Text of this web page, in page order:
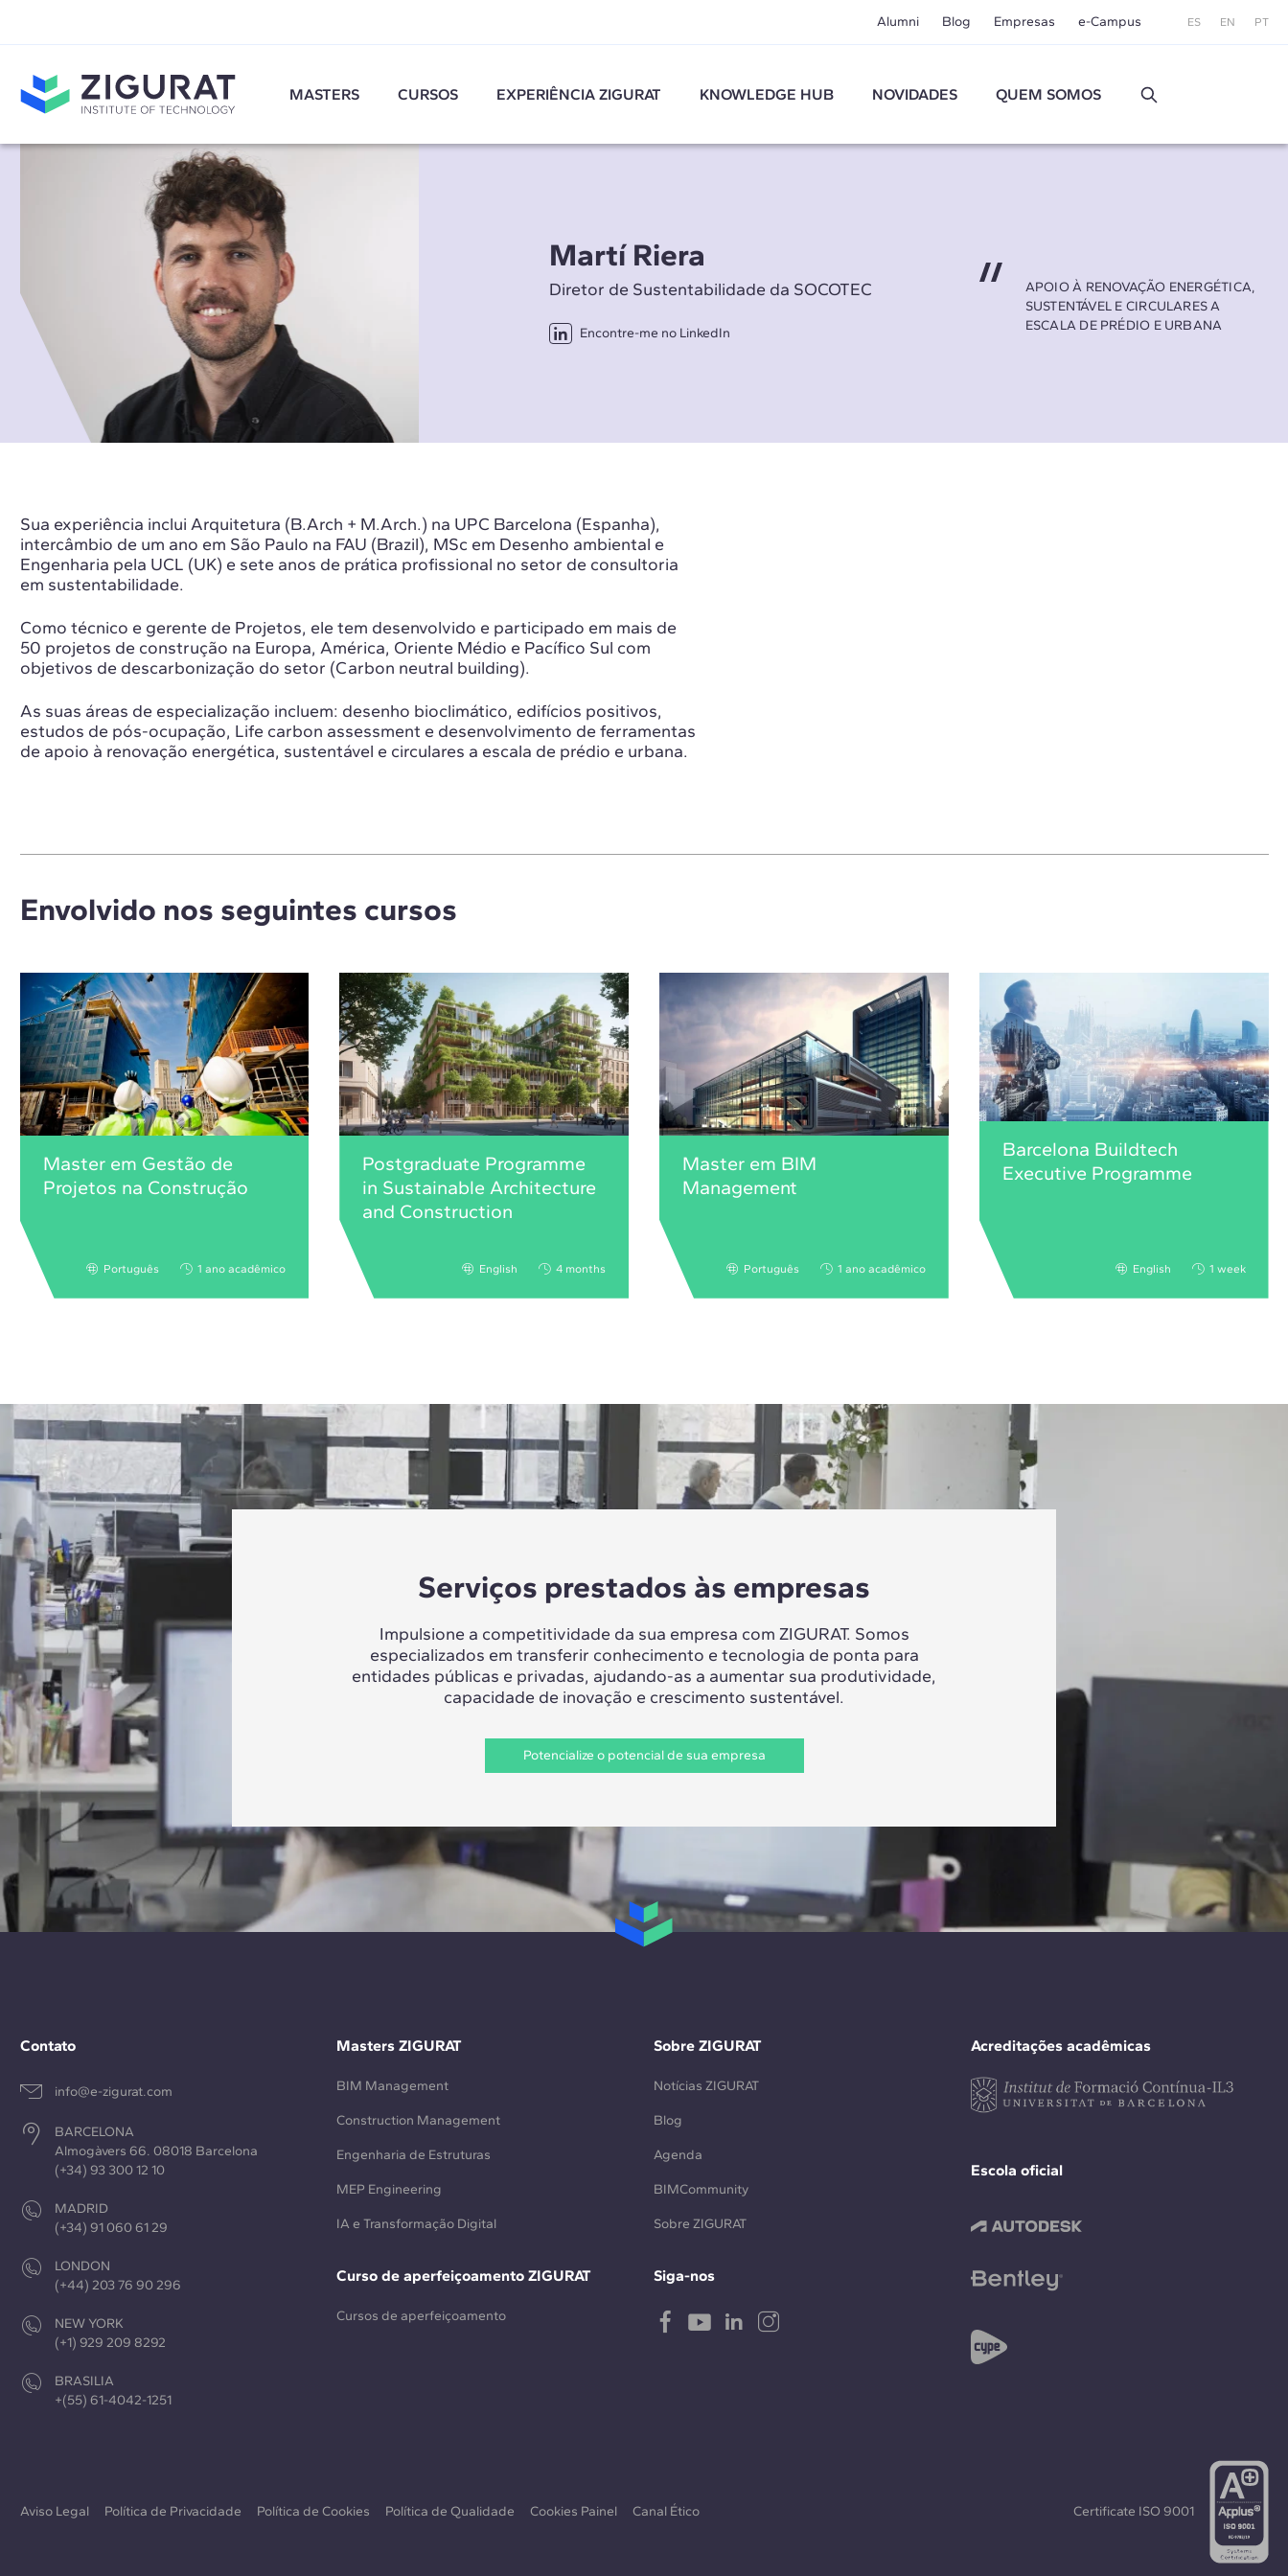
Alumni Blog Empresas e-Campus ES EN PT
MASTERS CURSOS EXPERIÊNCIA ZIGURAT KNOWLEDGE HUB NOVIDADES QUEM SOMOS
Martí Riera
Diretor de Sustentabilidade da SOCOTEC
Encontre-me no LinkedIn
APOIO À RENOVAÇÃO ENERGÉTICA,
SUSTENTÁVEL E CIRCULARES A
ESCALA DE PRÉDIO E URBANA
Sua experiência inclui Arquitetura (B.Arch + M.Arch.) na UPC Barcelona (Espanha),
intercâmbio de um ano em São Paulo na FAU (Brazil), MSc em Desenho ambiental e
Engenharia pela UCL (UK) e sete anos de prática profissional no setor de consultoria
em sustentabilidade.
Como técnico e gerente de Projetos, ele tem desenvolvido e participado em mais de
50 projetos de construção na Europa, América, Oriente Médio e Pacífico Sul com
objetivos de descarbonização do setor (Carbon neutral building).
As suas áreas de especialização incluem: desenho bioclimático, edifícios positivos,
estudos de pós-ocupação, Life carbon assessment e desenvolvimento de ferramentas
de apoio à renovação energética, sustentável e circulares a escala de prédio e urbana.
Envolvido nos seguintes cursos
Master em Gestão de
Projetos na Construção
Português 1 ano acadêmico
Postgraduate Programme
in Sustainable Architecture
and Construction
English 4 months
Master em BIM
Management
Português 1 ano acadêmico
Barcelona Buildtech
Executive Programme
English 1 week
Serviços prestados às empresas
Impulsione a competitividade da sua empresa com ZIGURAT. Somos
especializados em transferir conhecimento e tecnologia de ponta para
entidades públicas e privadas, ajudando-as a aumentar sua produtividade,
capacidade de inovação e crescimento sustentável.
Potencialize o potencial de sua empresa
Contato
info@e-zigurat.com
BARCELONA
Almogàvers 66. 08018 Barcelona
(+34) 93 300 12 10
MADRID
(+34) 91 060 61 29
LONDON
(+44) 203 76 90 296
NEW YORK
(+1) 929 209 8292
BRASILIA
+(55) 61-4042-1251
Acreditações acadêmicas
Escola oficial
Masters ZIGURAT
BIM Management
Construction Management
Engenharia de Estruturas
MEP Engineering
IA e Transformação Digital
Curso de aperfeiçoamento ZIGURAT
Cursos de aperfeiçoamento
Sobre ZIGURAT
Notícias ZIGURAT
Blog
Agenda
BIMCommunity
Sobre ZIGURAT
Siga-nos
Aviso Legal Política de Privacidade Política de Cookies Política de Qualidade Cookies Painel Canal Ético Certificate ISO 9001